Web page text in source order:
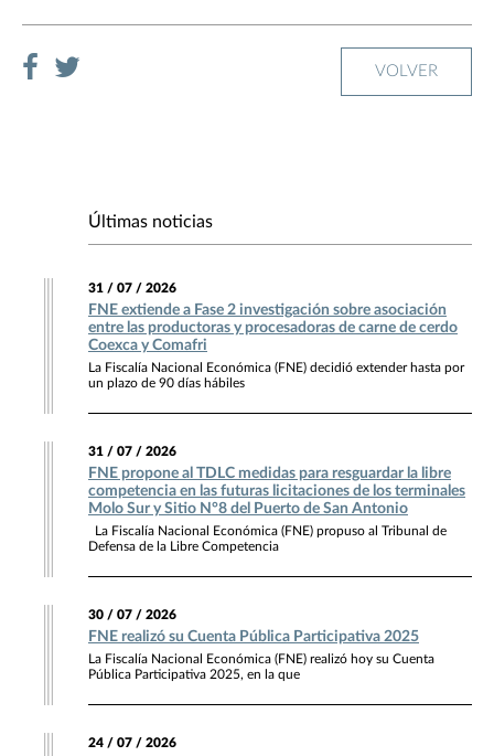
VOLVER
Últimas noticias
31 / 07 / 2026
FNE extiende a Fase 2 investigación sobre asociación
entre las productoras y procesadoras de carne de cerdo
Coexca y Comafri
La Fiscalía Nacional Económica (FNE) decidió extender hasta por
un plazo de 90 días hábiles
31 / 07 / 2026
FNE propone al TDLC medidas para resguardar la libre
competencia en las futuras licitaciones de los terminales
Molo Sur y Sitio N°8 del Puerto de San Antonio
La Fiscalía Nacional Económica (FNE) propuso al Tribunal de
Defensa de la Libre Competencia
30 / 07 / 2026
FNE realizó su Cuenta Pública Participativa 2025
La Fiscalía Nacional Económica (FNE) realizó hoy su Cuenta
Pública Participativa 2025, en la que
24 / 07 / 2026